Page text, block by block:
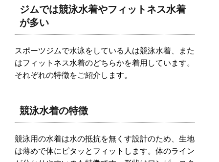
ジムでは競泳水着やフィットネス水着
が多い
スポーツジムで水泳をしている人は競泳水着、また
はフィットネス水着のどちらかを着用しています。
それぞれの特徴をご紹介します。
競泳水着の特徴
競泳用の水着は水の抵抗を無くす設計のため、生地
は薄めで体にピタッとフィットします。体のライン